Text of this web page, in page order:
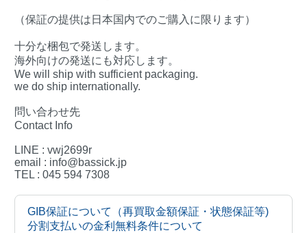
（保証の提供は日本国内でのご購入に限ります）
十分な梱包で発送します。
海外向けの発送にも対応します。
We will ship with sufficient packaging.
we do ship internationally.
問い合わせ先
Contact Info
LINE : vwj2699r
email : info@bassick.jp
TEL : 045 594 7308
GIB保証について（再買取金額保証・状態保証等)
分割支払いの金利無料条件について